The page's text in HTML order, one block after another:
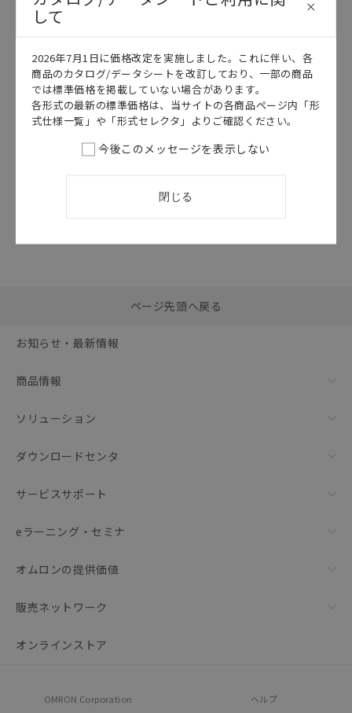
カタログ 日本語
D4GS-N
D4GS-N データ
シート
括ダウンロード
ページ先頭へ戻る
お知らせ・最新情報
商品情報
ソリューション
ダウンロードセンタ
サービスサポート
eラーニング・セミナ
オムロンの提供価値
販売ネットワーク
オンラインストア
OMRON Corporation ヘルプ
して
2026年7月1日に価格改定を実施しました。これに伴い、各
商品のカタログ/データシートを改訂しており、一部の商品
では標準価格を掲載していない場合があります。
各形式の最新の標準価格は、当サイトの各商品ページ内「形
式仕様一覧」や「形式セレクタ」よりご確認ください。
今後このメッセージを表示しない
閉じる